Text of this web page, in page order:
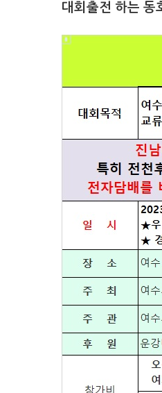
대회출전 하는 동